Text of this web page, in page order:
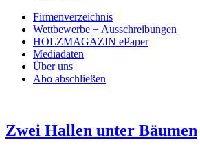
Firmenverzeichnis
Wettbewerbe + Ausschreibungen
HOLZMAGAZIN ePaper
Mediadaten
Über uns
Abo abschließen
Zwei Hallen unter Bäumen